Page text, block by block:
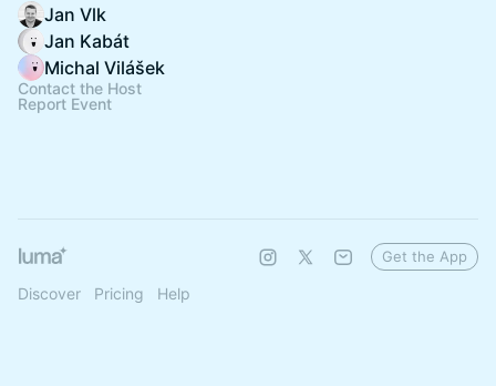
Jan Vlk
Jan Kabát
Michal Vilášek
Contact the Host
Report Event
Discover Pricing Help
Get the App